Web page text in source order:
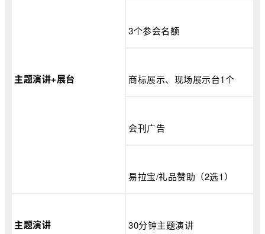
主题演讲+展台
3个参会名额
商标展示、现场展示台1个
会刊广告
易拉宝/礼品赞助（2选1）
主题演讲 30分钟主题演讲